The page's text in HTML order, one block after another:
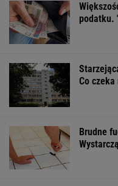
podatku.
Co czeka
Brudne